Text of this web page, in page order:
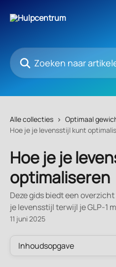
Zoeken naar artikelen ...
Alle collecties
Optimaal
Hoe je je levensstijl kunt
Hoe je je
optimaliseren
Deze gids biedt een
je levensstijl terwijl je GLP-1
11 juni 2025
Inhoudsopgave